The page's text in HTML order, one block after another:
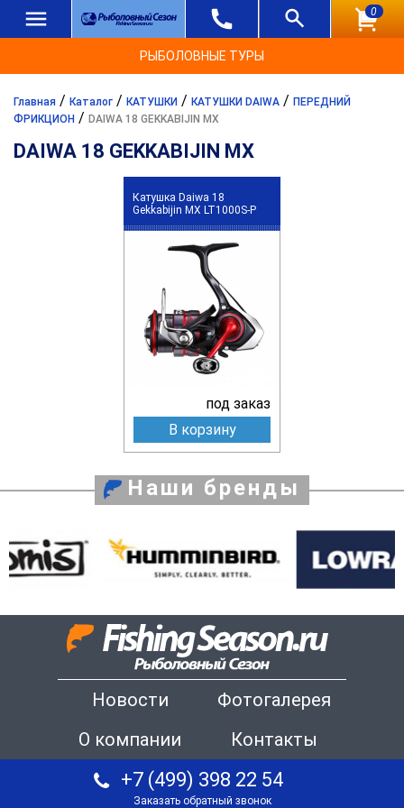
0
РЫБОЛОВНЫЕ ТУРЫ
Главная / Каталог / КАТУШКИ / КАТУШКИ DAIWA / ПЕРЕДНИЙ
ФРИКЦИОН / DAIWA 18 GEKKABIJIN MX
DAIWA 18 GEKKABIJIN MX
Катушка Daiwa 18
Gekkabijin MX LT1000S-P
под заказ
В корзину
Наши бренды
Новости
Фотогалерея
О компании
Контакты
+7 (499) 398 22 54
Заказать обратный звонок